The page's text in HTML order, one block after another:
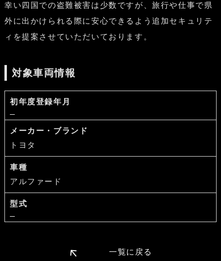
幸い四国での盗難被害は少数ですが、旅行や仕事で県
外に出かけられる際に安心できるよう追加セキュリテ
ィを提案させていただいております。
対象車両情報
初年度登録年月
メーカー・ブランド
トヨタ
車種
アルファード
型式
一覧に戻る